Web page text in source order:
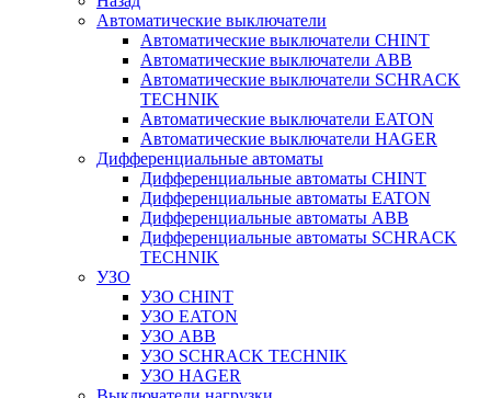
Автоматические выключатели
Автоматические выключатели CHINT
Автоматические выключатели ABB
Автоматические выключатели SCHRACK
TECHNIK
Автоматические выключатели EATON
Автоматические выключатели HAGER
Дифференциальные автоматы
Дифференциальные автоматы CHINT
Дифференциальные автоматы EATON
Дифференциальные автоматы ABB
Дифференциальные автоматы SCHRACK
TECHNIK
УЗО
УЗО CHINT
УЗО EATON
УЗО ABB
УЗО SCHRACK TECHNIK
УЗО HAGER